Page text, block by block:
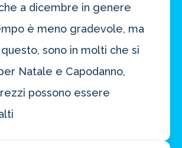
a dicembre in genere
è meno gradevole, ma
sono in molti che si
Natale e Capodanno,
possono essere